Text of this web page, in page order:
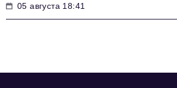
05 августа 18:41